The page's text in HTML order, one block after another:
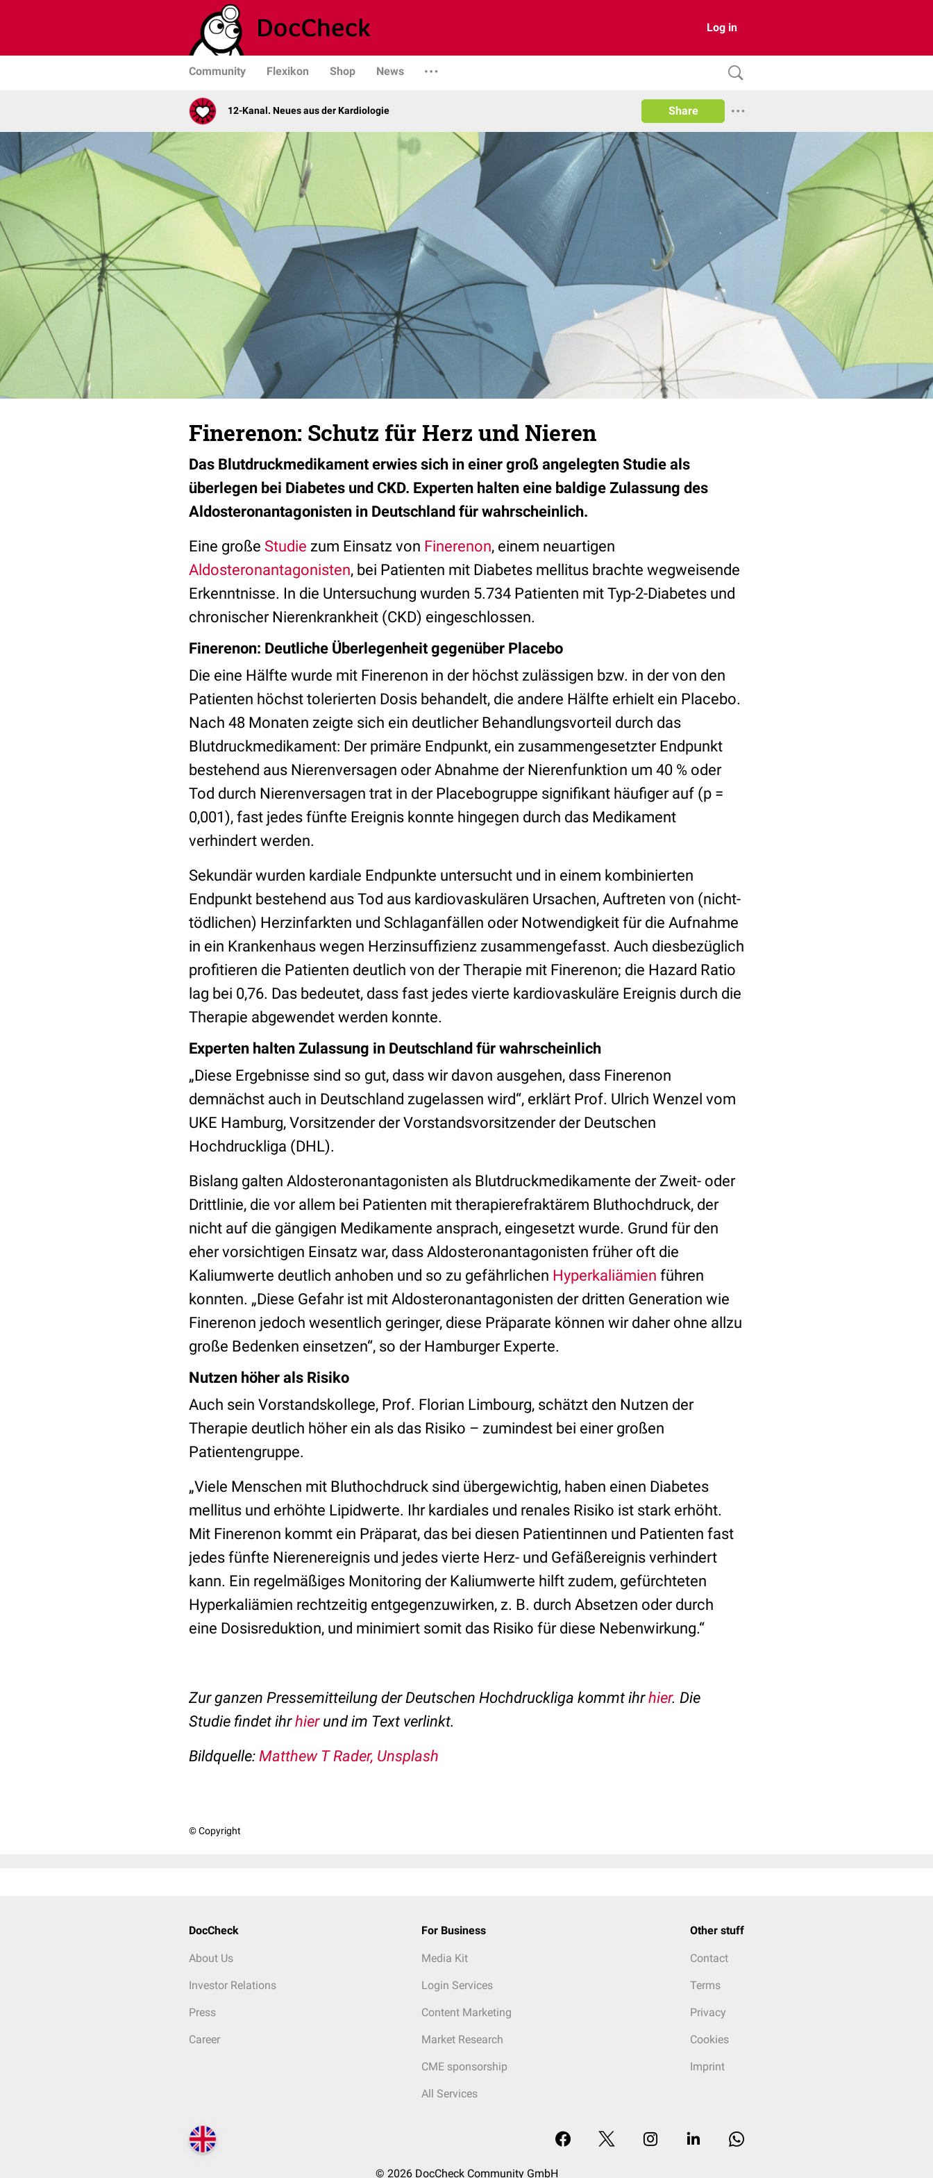
Log in
Community Flexikon Shop News
12-Kanal. Neues aus der Kardiologie Share
Finerenon: Schutz für Herz und Nieren
Das Blutdruckmedikament erwies sich in einer groß angelegten Studie als
überlegen bei Diabetes und CKD. Experten halten eine baldige Zulassung des
Aldosteronantagonisten in Deutschland für wahrscheinlich.
Eine große Studie zum Einsatz von Finerenon, einem neuartigen
Aldosteronantagonisten, bei Patienten mit Diabetes mellitus brachte wegweisende
Erkenntnisse. In die Untersuchung wurden 5.734 Patienten mit Typ-2-Diabetes und
chronischer Nierenkrankheit (CKD) eingeschlossen.
Finerenon: Deutliche Überlegenheit gegenüber Placebo
Die eine Hälfte wurde mit Finerenon in der höchst zulässigen bzw. in der von den
Patienten höchst tolerierten Dosis behandelt, die andere Hälfte erhielt ein Placebo.
Nach 48 Monaten zeigte sich ein deutlicher Behandlungsvorteil durch das
Blutdruckmedikament: Der primäre Endpunkt, ein zusammengesetzter Endpunkt
bestehend aus Nierenversagen oder Abnahme der Nierenfunktion um 40 % oder
Tod durch Nierenversagen trat in der Placebogruppe signifikant häufiger auf (p =
0,001), fast jedes fünfte Ereignis konnte hingegen durch das Medikament
verhindert werden.
Sekundär wurden kardiale Endpunkte untersucht und in einem kombinierten
Endpunkt bestehend aus Tod aus kardiovaskulären Ursachen, Auftreten von (nicht-
tödlichen) Herzinfarkten und Schlaganfällen oder Notwendigkeit für die Aufnahme
in ein Krankenhaus wegen Herzinsuffizienz zusammengefasst. Auch diesbezüglich
profitieren die Patienten deutlich von der Therapie mit Finerenon; die Hazard Ratio
lag bei 0,76. Das bedeutet, dass fast jedes vierte kardiovaskuläre Ereignis durch die
Therapie abgewendet werden konnte.
Experten halten Zulassung in Deutschland für wahrscheinlich
„Diese Ergebnisse sind so gut, dass wir davon ausgehen, dass Finerenon
demnächst auch in Deutschland zugelassen wird“, erklärt Prof. Ulrich Wenzel vom
UKE Hamburg, Vorsitzender der Vorstandsvorsitzender der Deutschen
Hochdruckliga (DHL).
Bislang galten Aldosteronantagonisten als Blutdruckmedikamente der Zweit- oder
Drittlinie, die vor allem bei Patienten mit therapierefraktärem Bluthochdruck, der
nicht auf die gängigen Medikamente ansprach, eingesetzt wurde. Grund für den
eher vorsichtigen Einsatz war, dass Aldosteronantagonisten früher oft die
Kaliumwerte deutlich anhoben und so zu gefährlichen Hyperkaliämien führen
konnten. „Diese Gefahr ist mit Aldosteronantagonisten der dritten Generation wie
Finerenon jedoch wesentlich geringer, diese Präparate können wir daher ohne allzu
große Bedenken einsetzen“, so der Hamburger Experte.
Nutzen höher als Risiko
Auch sein Vorstandskollege, Prof. Florian Limbourg, schätzt den Nutzen der
Therapie deutlich höher ein als das Risiko – zumindest bei einer großen
Patientengruppe.
„Viele Menschen mit Bluthochdruck sind übergewichtig, haben einen Diabetes
mellitus und erhöhte Lipidwerte. Ihr kardiales und renales Risiko ist stark erhöht.
Mit Finerenon kommt ein Präparat, das bei diesen Patientinnen und Patienten fast
jedes fünfte Nierenereignis und jedes vierte Herz- und Gefäßereignis verhindert
kann. Ein regelmäßiges Monitoring der Kaliumwerte hilft zudem, gefürchteten
Hyperkaliämien rechtzeitig entgegenzuwirken, z. B. durch Absetzen oder durch
eine Dosisreduktion, und minimiert somit das Risiko für diese Nebenwirkung.“
Zur ganzen Pressemitteilung der Deutschen Hochdruckliga kommt ihrhier. Die
Studie findet ihrhierund im Text verlinkt.
Bildquelle: Matthew T Rader, Unsplash
© Copyright
DocCheck
About Us
Investor Relations
Press
Career
For Business
Media Kit
Login Services
Content Marketing
Market Research
CME sponsorship
All Services
Other stuff
Contact
Terms
Privacy
Cookies
Imprint
© 2026 DocCheck Community GmbH